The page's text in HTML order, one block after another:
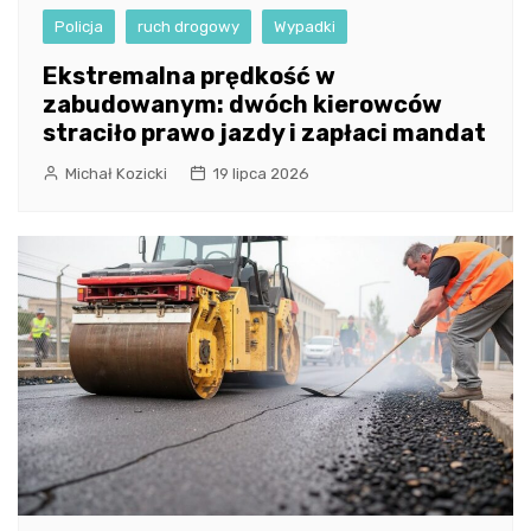
Policja ruch drogowy Wypadki
Ekstremalna prędkość w
zabudowanym: dwóch kierowców
straciło prawo jazdy i zapłaci mandat
Michał Kozicki 19 lipca 2026